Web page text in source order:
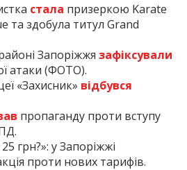
стала призеркою Karate
та здобула титул Grand
Запоріжжя зафіксували
атаки (ФОТО).
«Захисник» відбувся
пропаганду проти вступу
грн?»: у Запоріжжі
проти нових тарифів.